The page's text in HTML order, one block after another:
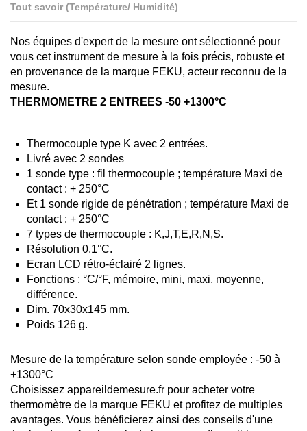
Tout savoir (Température/ Humidité)
Nos équipes d'expert de la mesure ont sélectionné pour
vous cet instrument de mesure à la fois précis, robuste et
en provenance de la marque FEKU, acteur reconnu de la
mesure.
THERMOMETRE 2 ENTREES -50 +1300°C
Thermocouple type K avec 2 entrées.
Livré avec 2 sondes
1 sonde type : fil thermocouple ; température Maxi de
contact : + 250°C
Et 1 sonde rigide de pénétration ; température Maxi de
contact : + 250°C
7 types de thermocouple : K,J,T,E,R,N,S.
Résolution 0,1°C.
Ecran LCD rétro-éclairé 2 lignes.
Fonctions : °C/°F, mémoire, mini, maxi, moyenne,
différence.
Dim. 70x30x145 mm.
Poids 126 g.
Mesure de la température selon sonde employée : -50 à
+1300°C
Choisissez appareildemesure.fr pour acheter votre
thermomètre de la marque FEKU et profitez de multiples
avantages. Vous bénéficierez ainsi des conseils d'une